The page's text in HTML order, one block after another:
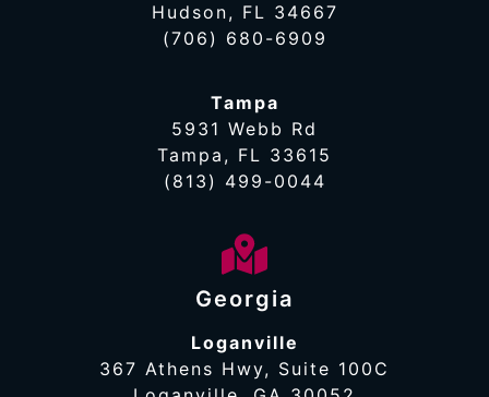
Georgia
Loganville
367 Athens Hwy, Suite 100C
Hudson, FL 34667
(706) 680-6909
Tampa
5931 Webb Rd
Tampa, FL 33615
(813) 499-0044